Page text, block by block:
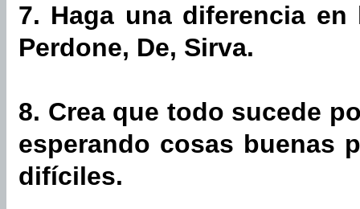
7. Haga una diferencia
Perdone, De, Sirva.
8. Crea que todo sucede
esperando cosas buenas
difíciles.